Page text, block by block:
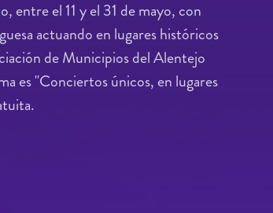
entre el 11 y el 31 de mayo, con
actuando en lugares históricos
de Municipios del Alentejo
es "Conciertos únicos, en lugares